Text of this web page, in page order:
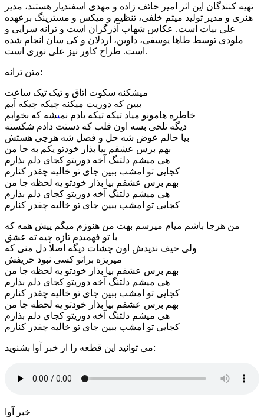
تهیه کنندگان این اثر امیر خائف زاده و مهدی اسفندیار هستند، مدیر
هنری و مدیر تولید میثم خلفی، تنظیم و میکس و مسترینگ برعهده
علی بیات است. عکاس شهاب آذرگران است و ترانه سرایی و
ملودی توسط طاها یوسفی، داوین، اردلان و کی سان انجام شده
است. طراح کاور نیز علی نوری است.
متن ترانه:
میشکنه سکوت اتاق و تیک تیک ساعت
ببین که دوریت میکنه چیکه چیکه آبم
خاطره هامونو میاد تیکه تیکه یادم نمیشه که بخوابم
دیگه تلخی بسه اون قلب که دستت دادم شکسته
بیا حالم عوض شه حل و فصل شه هرچی هستش
بهم برس عشقم بیا بذار خودتو یکم به جا من
هی میشم دلتنگ آخه دوریتو کجای دلم بذارم
کجایی تو امشب ببین جای تو خالیه چقدر کنارم
بهم برس عشقم بیا بذار خودتو یه لحظه جا من
هی میشم دلتنگ آخه دوریتو کجای دلم بذارم
کجایی تو امشب ببین جای تو خالیه چقدر کنارم
من هرجا باشم میام میرسم بهت من هنوزم میگم پیش همه که
با تو فهمیدم تازه چیه ته عشق
ولی حیف ندیدش اون چشات دیگه اصلا دل منی که
میریزه براتو کسی نبود حریفش
بهم برس عشقم بیا بذار خودتو یه لحظه جا من
هی میشم دلتنگ آخه دوریتو کجای دلم بذارم
کجایی تو امشب ببین جای تو خالیه چقدر کنارم
بهم برس عشقم بیا بذار خودتو یه لحظه جا من
هی میشم دلتنگ آخه دوریتو کجای دلم بذارم
کجایی تو امشب ببین جای تو خالیه چقدر کنارم
می توانید این قطعه را از خبر آوا بشنوید:
خبر آوا